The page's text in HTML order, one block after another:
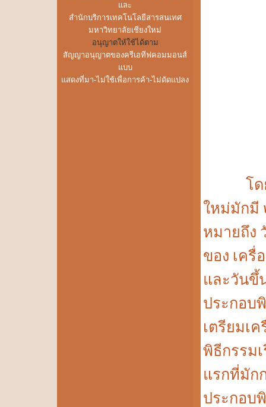
และ
สำนักบริการเทคโนโลยีสารสนเทศ
มหาวิทยาลัยเชียงใหม่
อนุญาตให้ใช้ได้ตาม
สัญญาอนุญาตของครีเอทีฟคอมมอนส์
แบบ
แสดงที่มา-ไม่ใช้เพื่อการค้า-ไม่ดัดแปลง
โดยป
ใหม่มักมี
หมายถึง
ของ เครื่
และวันขึ้
ประกอบ
เตรียมเ
พิธีกรรม
แรกที่มัก
ประกอบ